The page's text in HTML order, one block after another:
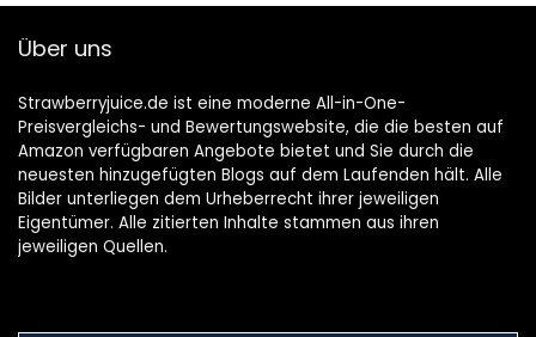
Über uns
Strawberryjuice.de ist eine moderne All-in-One-
Preisvergleichs- und Bewertungswebsite, die die besten auf
Amazon verfügbaren Angebote bietet und Sie durch die
neuesten hinzugefügten Blogs auf dem Laufenden hält. Alle
Bilder unterliegen dem Urheberrecht ihrer jeweiligen
Eigentümer. Alle zitierten Inhalte stammen aus ihren
jeweiligen Quellen.